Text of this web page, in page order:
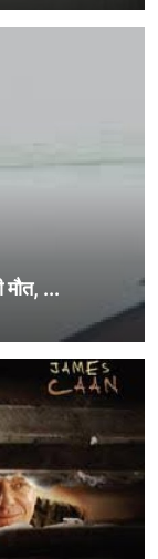
मौत, ...